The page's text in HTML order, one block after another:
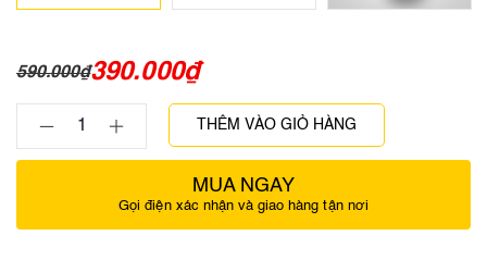
590.000₫390.000₫
THÊM VÀO GIỎ HÀNG
MUA NGAY
Gọi điện xác nhận và giao hàng tận nơi